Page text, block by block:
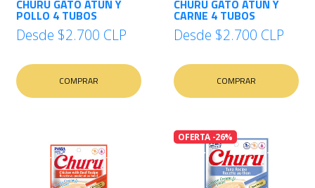
CHURU GATO ATÚN Y
POLLO 4 TUBOS
Desde $2.700 CLP
COMPRAR
CHURU GATO ATÚN Y
CARNE 4 TUBOS
Desde $2.700 CLP
COMPRAR
OFERTA -26%